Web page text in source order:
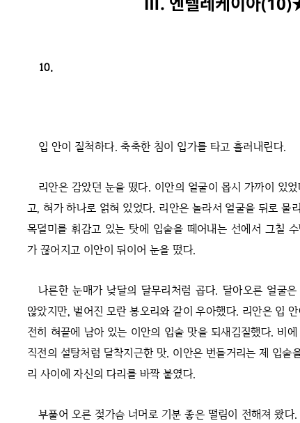
10.
입 안이 질척하다. 축축한 침이 입가를 타고 흘러내린다.
리안은 감았던 눈을 떴다. 이안의 얼굴이 몹시 가까이 있
고, 혀가 하나로 얽혀 있었다. 리안은 놀라서 얼굴을 뒤로 물
목덜미를 휘감고 있는 탓에 입술을 떼어내는 선에서 그칠
가 끊어지고 이안이 뒤이어 눈을 떴다.
나른한 눈매가 낮달의 달무리처럼 곱다. 달아오른 얼굴
않았지만, 벌어진 모란 봉오리와 같이 우아했다. 리안은 입
전히 혀끝에 남아 있는 이안의 입술 맛을 되새김질했다. 비
직전의 설탕처럼 달착지근한 맛. 이안은 번들거리는 제 입술
리 사이에 자신의 다리를 바짝 붙였다.
부풀어 오른 젖가슴 너머로 기분 좋은 떨림이 전해져 왔